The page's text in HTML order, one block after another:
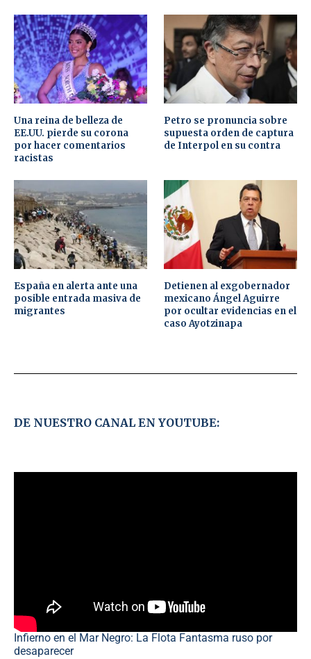
Una reina de belleza de
EE.UU. pierde su corona
por hacer comentarios
racistas
Petro se pronuncia sobre
supuesta orden de captura
de Interpol en su contra
España en alerta ante una
posible entrada masiva de
migrantes
Detienen al exgobernador
mexicano Ángel Aguirre
por ocultar evidencias en el
caso Ayotzinapa
DE NUESTRO CANAL EN YOUTUBE:
Infierno en el Mar Negro: La Flota Fantasma ruso por
desaparecer